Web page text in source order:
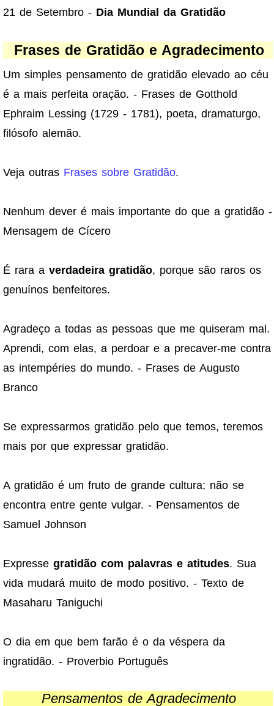
21 de Setembro - Dia Mundial da Gratidão
Frases de Gratidão e Agradecimento
Um simples pensamento de gratidão elevado ao céu
é a mais perfeita oração. - Frases de Gotthold
Ephraim Lessing (1729 - 1781), poeta, dramaturgo,
filósofo alemão.
Veja outras Frases sobre Gratidão.
Nenhum dever é mais importante do que a gratidão -
Mensagem de Cícero
É rara a verdadeira gratidão, porque são raros os
genuínos benfeitores.
Agradeço a todas as pessoas que me quiseram mal.
Aprendi, com elas, a perdoar e a precaver-me contra
as intempéries do mundo. - Frases de Augusto
Branco
Se expressarmos gratidão pelo que temos, teremos
mais por que expressar gratidão.
A gratidão é um fruto de grande cultura; não se
encontra entre gente vulgar. - Pensamentos de
Samuel Johnson
Expresse gratidão com palavras e atitudes. Sua
vida mudará muito de modo positivo. - Texto de
Masaharu Taniguchi
O dia em que bem farão é o da véspera da
ingratidão. - Proverbio Português
Pensamentos de Agradecimento